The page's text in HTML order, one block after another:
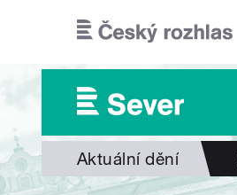
Aktuální dění